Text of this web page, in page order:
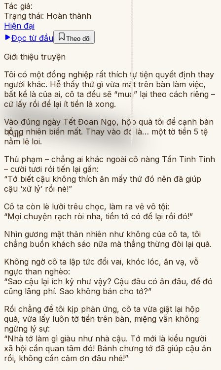
Full
Tác giả:
Trạng thái: Hoàn thành
Hiện đại
Đọc từ đầu
Theo dõi
Giới thiệu truyện
Tôi có một đồng nghiệp rất thích tự tiện quyết định thay
người khác. Hễ thấy thứ gì vừa mắt trên bàn làm việc,
bất kể là của ai, cô ta đều sẽ “mua” lại theo cách riêng –
cứ lấy rồi để lại ít tiền là xong.
Vào đúng ngày Tết Đoan Ngọ, hộp quà tôi để cạnh bàn
bỗng nhiên biến mất. Thay vào đó là… một tờ tiền 5 tệ
nằm lẻ loi.
Thủ phạm – chẳng ai khác ngoài cô nàng Tần Tinh Tinh
– cười tươi rói tiến lại gần:
“Tớ biết cậu không thích ăn mấy thứ đó nên đã giúp
cậu ‘xử lý’ rồi nè!”
Cô ta còn lè lưỡi trêu chọc, làm ra vẻ vô tội:
“Mọi chuyện rạch ròi nha, tiền tớ có để lại rồi đó!”
Nhìn gương mặt thản nhiên như không của cô ta, tôi
chẳng buồn khách sáo nữa mà thẳng thừng đòi lại quà.
Không ngờ cô ta lập tức đổi vai, khóc lóc, ăn vạ, vỗ
ngực than nghèo:
“Sao cậu lại ích kỷ như vậy? Cậu đâu có ăn đâu, để đó
cũng lãng phí. Sao không bán cho tớ?”
Rồi chẳng để tôi kịp phản ứng, cô ta vừa giật lại hộp
quà, vừa lấy luôn tờ tiền trên bàn, miệng vẫn không
ngừng lý sự:
“Nhà tớ làm gì giàu như nhà cậu. Tớ mới là kiểu người
xã hội cần quan tâm đó! Bánh chưng tớ đã giúp cậu ăn
rồi, không cần cảm ơn đâu nhé!”